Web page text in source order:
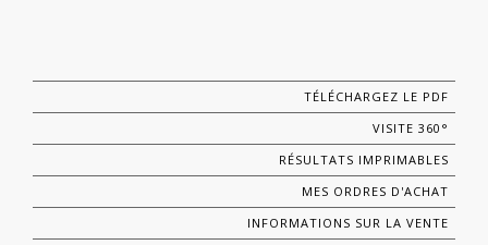
TÉLÉCHARGEZ LE PDF
VISITE 360°
RÉSULTATS IMPRIMABLES
MES ORDRES D'ACHAT
INFORMATIONS SUR LA VENTE